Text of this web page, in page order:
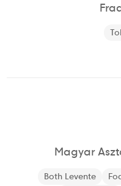
Magyar
Both Levente